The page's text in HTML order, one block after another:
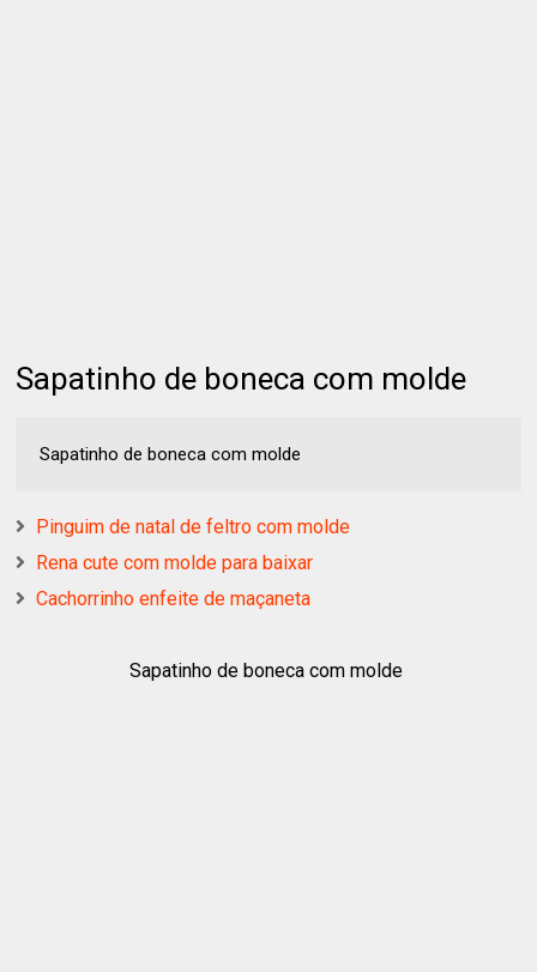
Sapatinho de boneca com molde
Sapatinho de boneca com molde
Pinguim de natal de feltro com molde
Rena cute com molde para baixar
Cachorrinho enfeite de maçaneta
Sapatinho de boneca com molde